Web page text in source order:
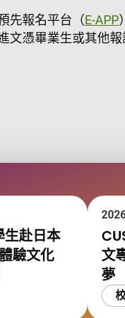
先報名平台（E-APP
文憑畢業生或其他報
生赴日本
驗文化
文
夢